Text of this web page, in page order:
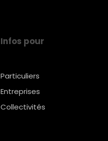
Infos pour
Particuliers
Entreprises
Collectivités